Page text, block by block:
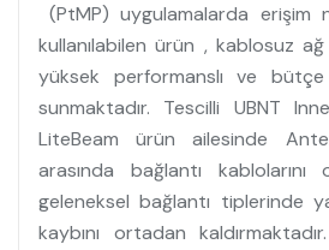
(PtMP) uygulamalarda erişim
kullanılabilen ürün , kablosuz
yüksek performanslı ve
sunmaktadır. Tescilli UBNT
LiteBeam ürün ailesinde
arasında bağlantı kablolarını
geleneksel bağlantı tiplerinde
kaybını ortadan